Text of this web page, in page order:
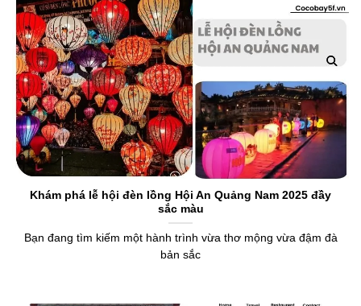
Khám phá lễ hội đèn lồng Hội An Quảng Nam 2025 đầy
sắc màu
Bạn đang tìm kiếm một hành trình vừa thơ mộng vừa đậm đà
bản sắc